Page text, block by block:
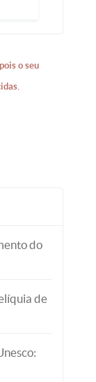
o seu
do
de